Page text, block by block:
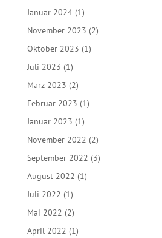
Januar 2024(1)
November 2023 (2)
Oktober 2023 (1)
Juli 2023 (1)
März 2023 (2)
Februar 2023 (1)
Januar 2023 (1)
November 2022 (2)
September 2022 (3)
August 2022 (1)
Juli 2022 (1)
Mai 2022 (2)
April 2022 (1)